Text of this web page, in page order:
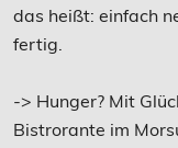
das heißt: einfach
fertig.
-> Hunger? Mit
Bistrorante im